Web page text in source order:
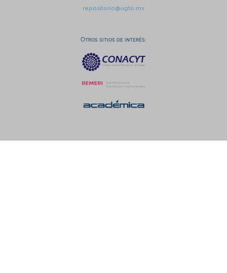
repositorio@ugto.mx
Otros sitios de interés: